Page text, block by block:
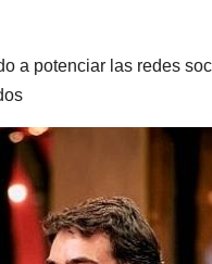
a potenciar las redes